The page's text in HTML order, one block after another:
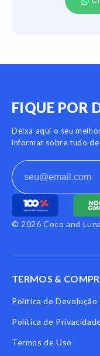
FIQUE POR
Deixa aqui o seu
informar sobre tudo
© 2026 Coco and Luna
TERMOS &
Política de Devolução
Política de
Termos de Uso